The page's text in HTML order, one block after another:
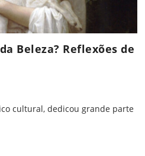
Beleza? Reflexões de
cultural, dedicou grande parte